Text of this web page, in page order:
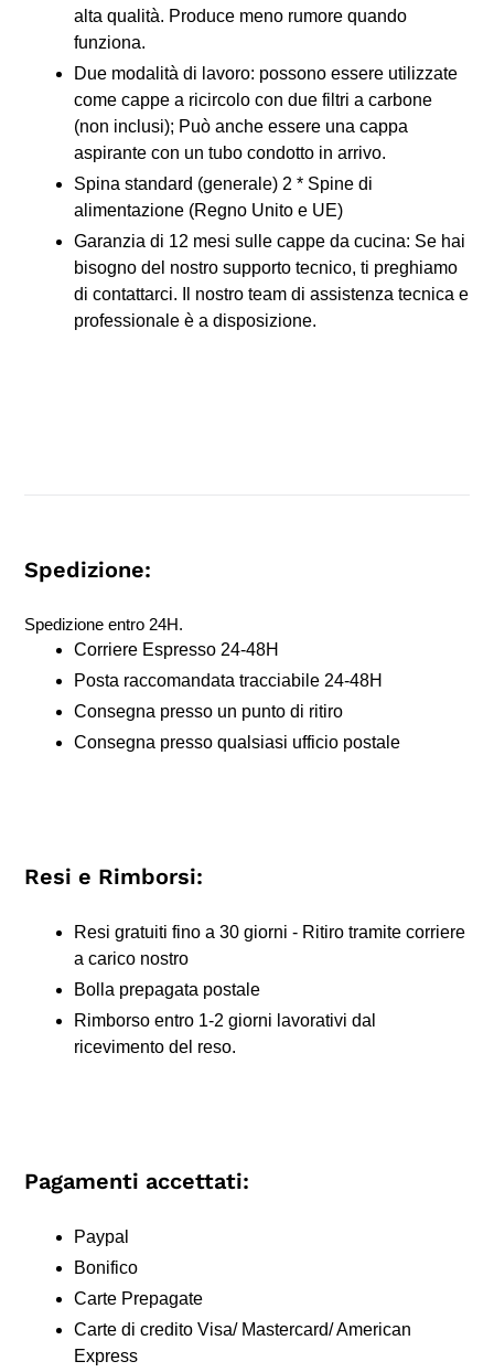
alta qualità. Produce meno rumore quando
funziona.
Due modalità di lavoro: possono essere utilizzate
come cappe a ricircolo con due filtri a carbone
(non inclusi); Può anche essere una cappa
aspirante con un tubo condotto in arrivo.
Spina standard (generale) 2 * Spine di
alimentazione (Regno Unito e UE)
Garanzia di 12 mesi sulle cappe da cucina: Se hai
bisogno del nostro supporto tecnico, ti preghiamo
di contattarci. Il nostro team di assistenza tecnica e
professionale è a disposizione.
Spedizione:
Spedizione entro 24H.
Corriere Espresso 24-48H
Posta raccomandata tracciabile 24-48H
Consegna presso un punto di ritiro
Consegna presso qualsiasi ufficio postale
Resi e Rimborsi:
Resi gratuiti fino a 30 giorni - Ritiro tramite corriere
a carico nostro
Bolla prepagata postale
Rimborso entro 1-2 giorni lavorativi dal
ricevimento del reso.
Pagamenti accettati:
Paypal
Bonifico
Carte Prepagate
Carte di credito Visa/ Mastercard/ American
Express